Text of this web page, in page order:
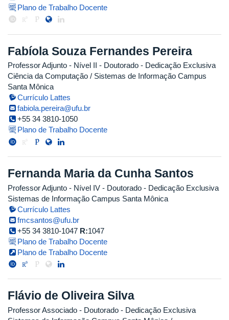
Plano de Trabalho Docente
Fabíola Souza Fernandes Pereira
Professor Adjunto - Nível II - Doutorado - Dedicação Exclusiva
Ciência da Computação / Sistemas de Informação Campus
Santa Mônica
Currículo Lattes
fabiola.pereira@ufu.br
+55 34 3810-1050
Plano de Trabalho Docente
Fernanda Maria da Cunha Santos
Professor Adjunto - Nível IV - Doutorado - Dedicação Exclusiva
Sistemas de Informação Campus Santa Mônica
Currículo Lattes
fmcsantos@ufu.br
+55 34 3810-1047 R:1047
Plano de Trabalho Docente
Plano de Trabalho Docente
Flávio de Oliveira Silva
Professor Associado - Doutorado - Dedicação Exclusiva